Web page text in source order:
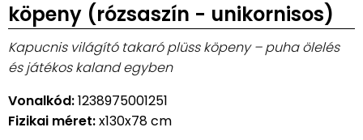
köpeny (rózsaszín - unikornisos)
Kapucnis világító takaró plüss köpeny – puha ölelés
és játékos kaland egyben
Vonalkód:1238975001251
Fizikai méret:x130x78 cm